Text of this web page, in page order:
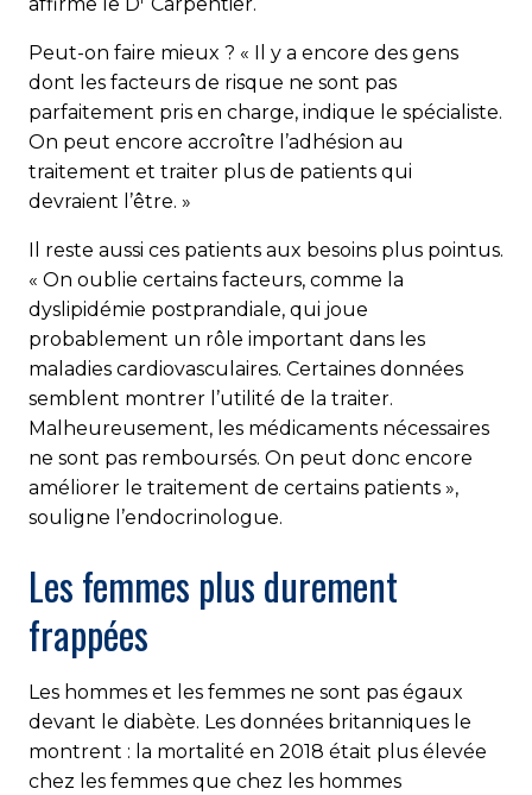
Peut-on faire mieux ? « Il y a encore des gens
dont les facteurs de risque ne sont pas
parfaitement pris en charge, indique le spécialiste.
On peut encore accroître l’adhésion au
traitement et traiter plus de patients qui
devraient l’être. »
Il reste aussi ces patients aux besoins plus pointus.
« On oublie certains facteurs, comme la
dyslipidémie postprandiale, qui joue
probablement un rôle important dans les
maladies cardiovasculaires. Certaines données
semblent montrer l’utilité de la traiter.
Malheureusement, les médicaments nécessaires
ne sont pas remboursés. On peut donc encore
améliorer le traitement de certains patients »,
souligne l’endocrinologue.
Les femmes plus durement
frappées
Les hommes et les femmes ne sont pas égaux
devant le diabète. Les données britanniques le
montrent : la mortalité en 2018 était plus élevée
chez les femmes que chez les hommes